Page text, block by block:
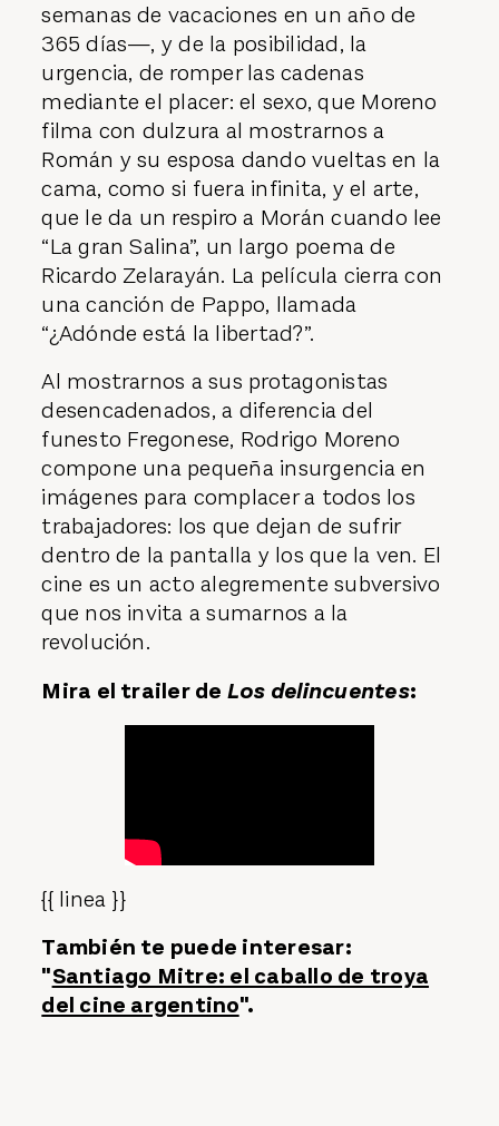
semanas de vacaciones en un año de
365 días—, y de la posibilidad, la
urgencia, de romper las cadenas
mediante el placer: el sexo, que Moreno
filma con dulzura al mostrarnos a
Román y su esposa dando vueltas en la
cama, como si fuera infinita, y el arte,
que le da un respiro a Morán cuando lee
“La gran Salina”, un largo poema de
Ricardo Zelarayán. La película cierra con
una canción de Pappo, llamada
“¿Adónde está la libertad?”.
Al mostrarnos a sus protagonistas
desencadenados, a diferencia del
funesto Fregonese, Rodrigo Moreno
compone una pequeña insurgencia en
imágenes para complacer a todos los
trabajadores: los que dejan de sufrir
dentro de la pantalla y los que la ven. El
cine es un acto alegremente subversivo
que nos invita a sumarnos a la
revolución.
Mira el trailer de Los delincuentes:
{{ linea }}
También te puede interesar:
"Santiago Mitre: el caballo de troya
del cine argentino".